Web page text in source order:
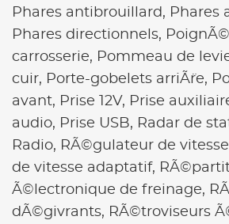
Phares antibrouillard, Phares
Phares directionnels,
carrosserie, Pommeau de
cuir, Porte-gobelets arriÃ¨re,
avant, Prise 12V, Prise
audio, Prise USB, Radar de
Radio, RÃ©gulateur de
de vitesse adaptatif,
Ã©lectronique de freinage,
dÃ©givrants, RÃ©troviseurs